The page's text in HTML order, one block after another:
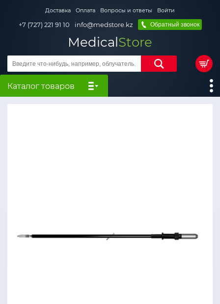
Доставка Оплата Вопросы и ответы Войти
+7 (727) 221 91 10 info@medstore.kz Обратный звонок
MedicalStore
Каталог товаров